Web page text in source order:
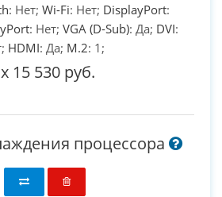
: Нет; Wi-Fi: Нет; DisplayPort:
: Нет; VGA (D-Sub): Да; DVI:
HDMI: Да; M.2: 1;
x 15 530 руб.
процессора